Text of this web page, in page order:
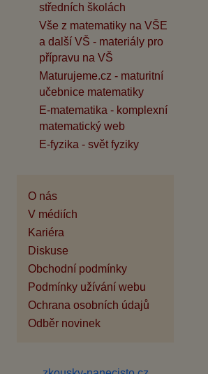
středních školách
Vše z matematiky na VŠE
a další VŠ - materiály pro
přípravu na VŠ
Maturujeme.cz - maturitní
učebnice matematiky
E-matematika - komplexní
matematický web
E-fyzika - svět fyziky
O nás
V médiích
Kariéra
Diskuse
Obchodní podmínky
Podmínky užívání webu
Ochrana osobních údajů
Odběr novinek